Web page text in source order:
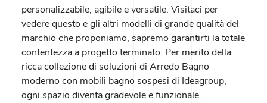
personalizzabile, agibile e versatile. Visitaci per
vedere questo e gli altri modelli di grande qualità del
marchio che proponiamo, sapremo garantirti la totale
contentezza a progetto terminato. Per merito della
ricca collezione di soluzioni di Arredo Bagno
moderno con mobili bagno sospesi di Ideagroup,
ogni spazio diventa gradevole e funzionale.